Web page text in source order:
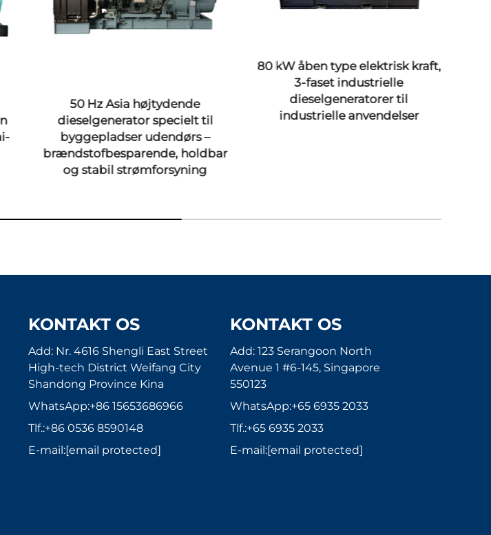
50 Hz Asia højtydende
dieselgenerator specielt til
byggepladser udendørs –
brændstofbesparende, holdbar
og stabil strømforsyning
80 kW åben type elektrisk kraft,
3-faset industrielle
dieselgeneratorer til
industrielle anvendelser
KONTAKT OS
Add: Nr. 4616 Shengli East Street
High-tech District Weifang City
Shandong Province Kina
WhatsApp:+86 15653686966
Tlf.:+86 0536 8590148
E-mail:[email protected]
KONTAKT OS
Add: 123 Serangoon North
Avenue 1 #6-145, Singapore
550123
WhatsApp:+65 6935 2033
Tlf.:+65 6935 2033
E-mail:[email protected]